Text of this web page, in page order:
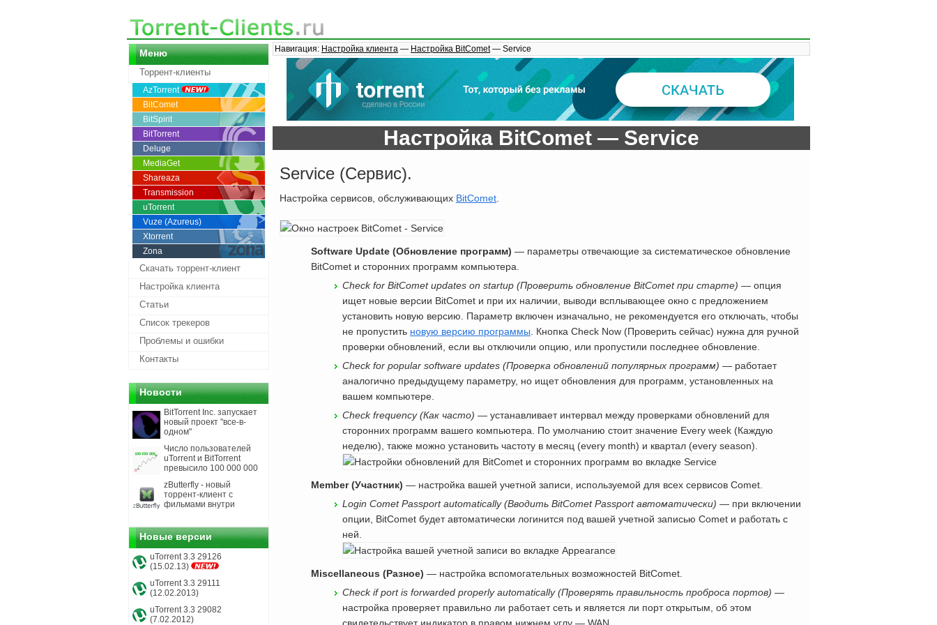
Меню
Торрент-клиенты
AzTorrent
BitComet
BitSpirit
BitTorrent
Deluge
MediaGet
Shareaza
Transmission
uTorrent
Vuze (Azureus)
Xtorrent
Zona
Скачать торрент-клиент
Настройка клиента
Статьи
Список трекеров
Проблемы и ошибки
Контакты
Новости
BitTorrent Inc. запускает
новый проект "все-в-
одном"
Число пользователей
uTorrent и BitTorrent
превысило 100 000 000
zButterfly - новый
торрент-клиент с
фильмами внутри
Новые версии
uTorrent 3.3 29126
(15.02.13)
uTorrent 3.3 29111
(12.02.2013)
uTorrent 3.3 29082
(7.02.2012)
Навигация: Настройка клиента — Настройка BitComet— Service
Настройка BitComet — Service
Service (Сервис).
Настройка сервисов, обслуживающих BitComet
Software Update (Обновление программ) — параметры отвечающие за систематическое обновление
BitComet и сторонних программ компьютера.
Check for BitComet updates on startup (Проверить обновление BitComet при старте) — опция
ищет новые версии BitComet и при их наличии, выводи всплывающее окно с предложением
установить новую версию. Параметр включен изначально, не рекомендуется его отключать, чтобы
не пропустить новую версию программы . Кнопка Check Now (Проверить сейчас) нужна для ручной
проверки обновлений, если вы отключили опцию, или пропустили последнее обновление.
Check for popular software updates (Проверка обновлений популярных программ) — работает
аналогично предыдущему параметру, но ищет обновления для программ, установленных на
вашем компьютере.
Check frequency (Как часто) — устанавливает интервал между проверками обновлений для
сторонних программ вашего компьютера. По умолчанию стоит значение Every week (Каждую
неделю), также можно установить частоту в месяц (every month) и квартал (every season).
Member (Участник) — настройка вашей учетной записи, используемой для всех сервисов Comet.
Login Comet Passport automatically (Вводить BitComet Passport автоматически) — при включении
опции, BitComet будет автоматически логинится под вашей учетной записью Comet и работать с
ней.
Miscellaneous (Разное) — настройка вспомогательных возможностей BitComet.
Check if port is forwarded properly automatically (Проверять правильность проброса портов) —
настройка проверяет правильно ли работает сеть и является ли порт открытым, об этом